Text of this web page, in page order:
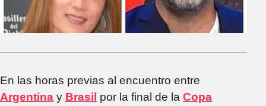
En las horas previas al encuentro entre
Argentina y Brasil por la final de la Copa